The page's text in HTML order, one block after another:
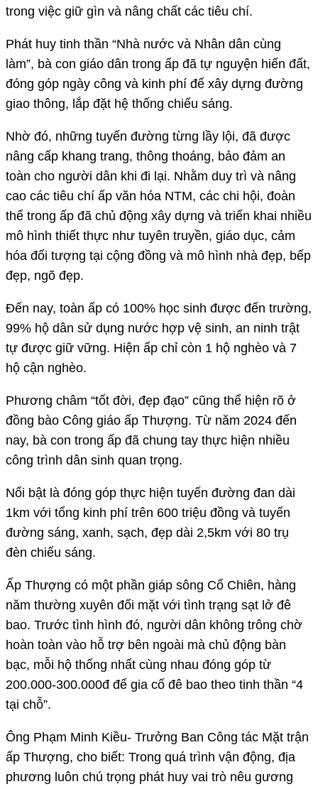
trong việc giữ gìn và nâng chất các tiêu chí.
Phát huy tinh thần “Nhà nước và Nhân dân cùng
làm”, bà con giáo dân trong ấp đã tự nguyện hiến đất,
đóng góp ngày công và kinh phí để xây dựng đường
giao thông, lắp đặt hệ thống chiếu sáng.
Nhờ đó, những tuyến đường từng lầy lội, đã được
nâng cấp khang trang, thông thoáng, bảo đảm an
toàn cho người dân khi đi lại. Nhằm duy trì và nâng
cao các tiêu chí ấp văn hóa NTM, các chi hội, đoàn
thể trong ấp đã chủ động xây dựng và triển khai nhiều
mô hình thiết thực như tuyên truyền, giáo dục, cảm
hóa đối tượng tại cộng đồng và mô hình nhà đẹp, bếp
đẹp, ngõ đẹp.
Đến nay, toàn ấp có 100% học sinh được đến trường,
99% hộ dân sử dụng nước hợp vệ sinh, an ninh trật
tự được giữ vững. Hiện ấp chỉ còn 1 hộ nghèo và 7
hộ cận nghèo.
Phương châm “tốt đời, đẹp đạo” cũng thể hiện rõ ở
đồng bào Công giáo ấp Thượng. Từ năm 2024 đến
nay, bà con trong ấp đã chung tay thực hiện nhiều
công trình dân sinh quan trọng.
Nổi bật là đóng góp thực hiện tuyến đường đan dài
1km với tổng kinh phí trên 600 triệu đồng và tuyến
đường sáng, xanh, sạch, đẹp dài 2,5km với 80 trụ
đèn chiếu sáng.
Ấp Thượng có một phần giáp sông Cổ Chiên, hàng
năm thường xuyên đối mặt với tình trạng sạt lở đê
bao. Trước tình hình đó, người dân không trông chờ
hoàn toàn vào hỗ trợ bên ngoài mà chủ động bàn
bạc, mỗi hộ thống nhất cùng nhau đóng góp từ
200.000-300.000đ để gia cố đê bao theo tinh thần “4
tại chỗ”.
Ông Phạm Minh Kiều- Trưởng Ban Công tác Mặt trận
ấp Thượng, cho biết: Trong quá trình vận động, địa
phương luôn chú trọng phát huy vai trò nêu gương